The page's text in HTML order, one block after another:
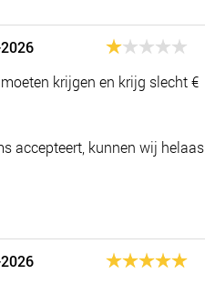
krijgen en krijg slecht €
accepteert, kunnen wij helaas